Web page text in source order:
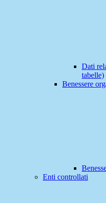
Dati
tabelle)
Benessere
Enti controllati